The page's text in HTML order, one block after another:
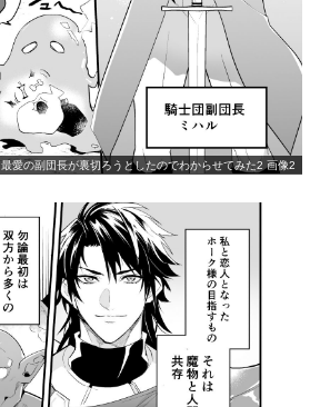
最愛の副団長が裏切ろうとしたのでわからせてみた2 画像2